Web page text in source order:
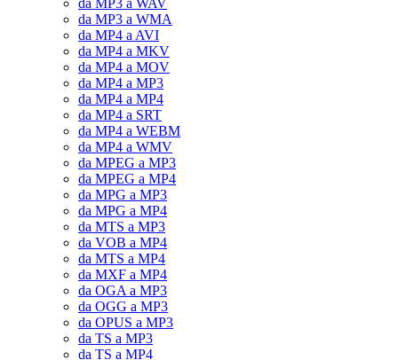
da MP3 a WAV
da MP3 a WMA
da MP4 a AVI
da MP4 a MKV
da MP4 a MOV
da MP4 a MP3
da MP4 a MP4
da MP4 a SRT
da MP4 a WEBM
da MP4 a WMV
da MPEG a MP3
da MPEG a MP4
da MPG a MP3
da MPG a MP4
da MTS a MP3
da VOB a MP4
da MTS a MP4
da MXF a MP4
da OGA a MP3
da OGG a MP3
da OPUS a MP3
da TS a MP3
da TS a MP4